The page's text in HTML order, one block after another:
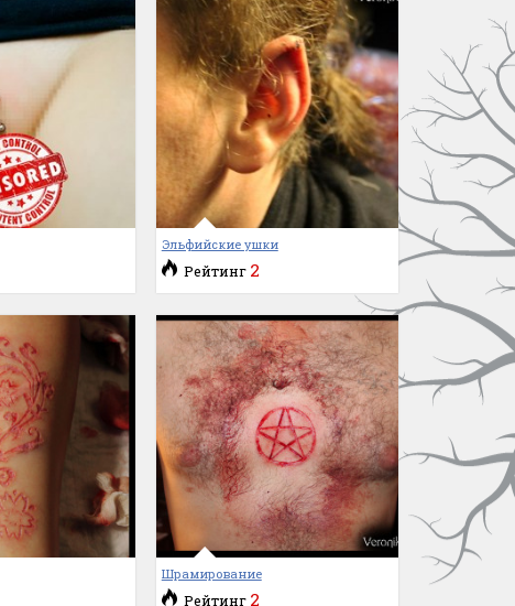
Эльфийские ушки
Рейтинг 2
Шрамирование
Рейтинг 2